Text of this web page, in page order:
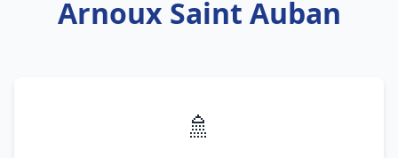
Arnoux Saint Auban
🚿